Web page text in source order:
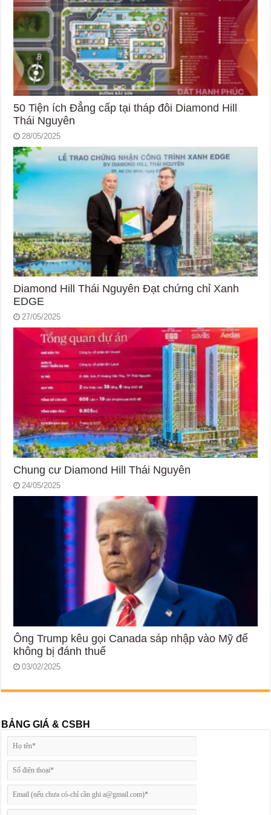
50 Tiện ích Đẳng cấp tại tháp đôi Diamond Hill
Thái Nguyên
28/05/2025
Diamond Hill Thái Nguyên Đạt chứng chỉ Xanh
EDGE
27/05/2025
Chung cư Diamond Hill Thái Nguyên
24/05/2025
Ông Trump kêu gọi Canada sáp nhập vào Mỹ để
không bị đánh thuế
03/02/2025
BẢNG GIÁ & CSBH